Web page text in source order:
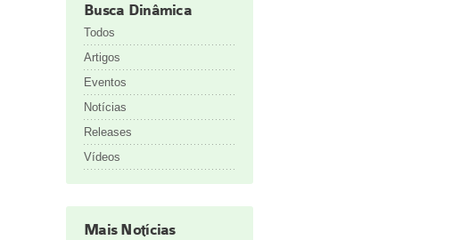
Busca Dinâmica
Todos
Artigos
Eventos
Notícias
Releases
Vídeos
Mais Notícias